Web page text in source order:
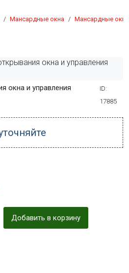
Мансардные окна Мансардные
окна и управления
ID:
17885
Добавить в корзину